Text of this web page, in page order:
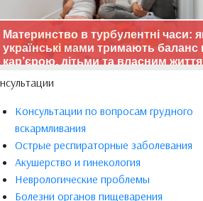
Материнство в турбулентні часи:
українські мами тримають баланс
кар’єрою, дітьми та власним
Консультации по вопросам грудного
вскармливания
Острые респираторные заболевания
Акушерство и гинекология
Неврологические проблемы
Болезни органов пищеварения